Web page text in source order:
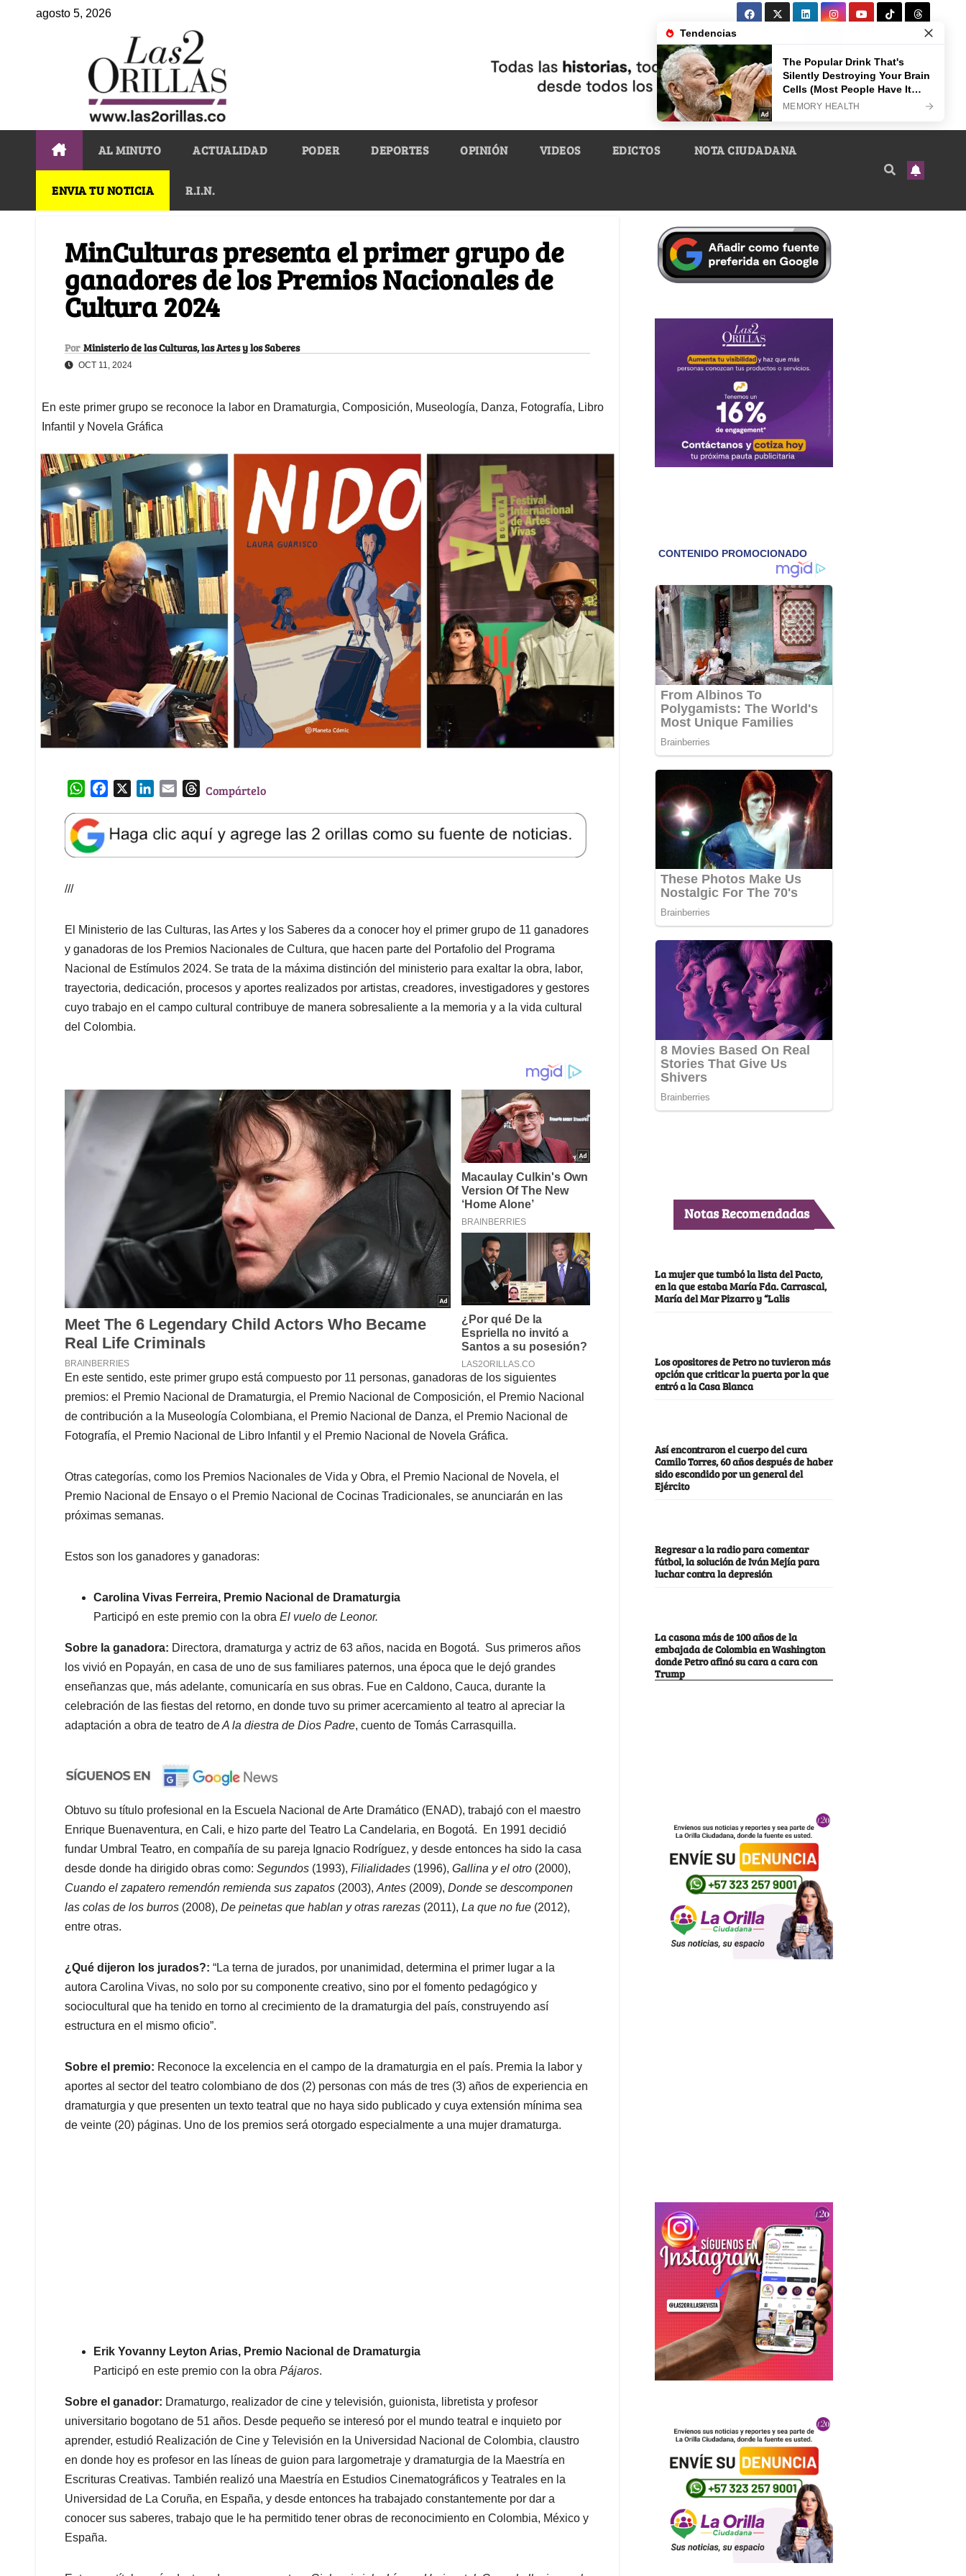
agosto 5, 2026
AL MINUTO ACTUALIDAD PODER DEPORTES OPINIÓN VIDEOS EDICTOS NOTA CIUDADANA
ENVIA TU NOTICIA R.I.N.
MinCulturas presenta el primer grupo de
ganadores de los Premios Nacionales de
Cultura 2024
Por Ministerio de las Culturas, las Artes y los Saberes
OCT 11, 2024
En este primer grupo se reconoce la labor en Dramaturgia, Composición, Museología, Danza, Fotografía, Libro
Infantil y Novela Gráfica
W
a
t
s
e
b
k
e
l
T
e
a
Compártelo
///
El Ministerio de las Culturas, las Artes y los Saberes da a conocer hoy el primer grupo de 11 ganadores
y ganadoras de los Premios Nacionales de Cultura, que hacen parte del Portafolio del Programa
Nacional de Estímulos 2024. Se trata de la máxima distinción del ministerio para exaltar la obra, labor,
trayectoria, dedicación, procesos y aportes realizados por artistas, creadores, investigadores y gestores
cuyo trabajo en el campo cultural contribuye de manera sobresaliente a la memoria y a la vida cultural
del Colombia.
En este sentido, este primer grupo está compuesto por 11 personas, ganadoras de los siguientes
premios: el Premio Nacional de Dramaturgia, el Premio Nacional de Composición, el Premio Nacional
de contribución a la Museología Colombiana, el Premio Nacional de Danza, el Premio Nacional de
Fotografía, el Premio Nacional de Libro Infantil y el Premio Nacional de Novela Gráfica.
Otras categorías, como los Premios Nacionales de Vida y Obra, el Premio Nacional de Novela, el
Premio Nacional de Ensayo o el Premio Nacional de Cocinas Tradicionales, se anunciarán en las
próximas semanas.
Estos son los ganadores y ganadoras:
Carolina Vivas Ferreira, Premio Nacional de Dramaturgia
Participó en este premio con la obra El vuelo de Leonor.
Sobre la ganadora: Directora, dramaturga y actriz de 63 años, nacida en Bogotá. Sus primeros años
los vivió en Popayán, en casa de uno de sus familiares paternos, una época que le dejó grandes
enseñanzas que, más adelante, comunicaría en sus obras. Fue en Caldono, Cauca, durante la
celebración de las fiestas del retorno, en donde tuvo su primer acercamiento al teatro al apreciar la
adaptación a obra de teatro deA la diestra de Dios Padre, cuento de Tomás Carrasquilla.
Obtuvo su título profesional en la Escuela Nacional de Arte Dramático (ENAD), trabajó con el maestro
Enrique Buenaventura, en Cali, e hizo parte del Teatro La Candelaria, en Bogotá.
En 1991 decidió
fundar Umbral Teatro, en compañía de su pareja Ignacio Rodríguez, y desde entonces ha sido la casa
desde donde ha dirigido obras como: Segundos (1993), Filialidades (1996), Gallina y el otro (2000),
Cuando el zapatero remendón remienda sus zapatos (2003), Antes (2009), Donde se descomponen
las colas de los burros (2008), De peinetas que hablan y otras rarezas (2011), La que no fue (2012),
entre otras.
¿Qué dijeron los jurados?: “La terna de jurados, por unanimidad, determina el primer lugar a la
autora Carolina Vivas, no solo por su componente creativo, sino por el fomento pedagógico y
sociocultural que ha tenido en torno al crecimiento de la dramaturgia del país, construyendo así
estructura en el mismo oficio”.
Sobre el premio: Reconoce la excelencia en el campo de la dramaturgia en el país. Premia la labor y
aportes al sector del teatro colombiano de dos (2) personas con más de tres (3) años de experiencia en
dramaturgia y que presenten un texto teatral que no haya sido publicado y cuya extensión mínima sea
de veinte (20) páginas. Uno de los premios será otorgado especialmente a una mujer dramaturga.
Erik Yovanny Leyton Arias, Premio Nacional de Dramaturgia
Participó en este premio con la obra Pájaros.
Sobre el ganador: Dramaturgo, realizador de cine y televisión, guionista, libretista y profesor
universitario bogotano de 51 años. Desde pequeño se interesó por el mundo teatral e inquieto por
aprender, estudió Realización de Cine y Televisión en la Universidad Nacional de Colombia, claustro
en donde hoy es profesor en las líneas de guion para largometraje y dramaturgia de la Maestría en
Escrituras Creativas. También realizó una Maestría en Estudios Cinematográficos y Teatrales en la
Universidad de La Coruña, en España, y desde entonces ha trabajado constantemente por dar a
conocer sus saberes, trabajo que le ha permitido tener obras de reconocimiento en Colombia, México y
España.
Notas Recomendadas
La mujer que tumbó la lista del Pacto,
en la que estaba María Fda. Carrascal,
María del Mar Pizarro y “Lalis
Los opositores de Petro no tuvieron más
opción que criticar la puerta por la que
entró a la Casa Blanca
Así encontraron el cuerpo del cura
Camilo Torres, 60 años después de haber
sido escondido por un general del
Ejército
Regresar a la radio para comentar
fútbol, la solución de Iván Mejía para
luchar contra la depresión
La casona más de 100 años de la
embajada de Colombia en Washington
donde Petro afinó su cara a cara con
Trump